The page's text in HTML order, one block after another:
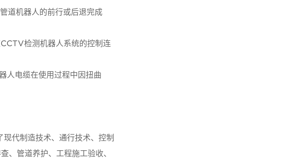
道机器人的前行或后退完成
检测机器人系统的控制连
人电缆在使用过程中因扭曲
代制造技术、通行技术、控制
、管道养护、工程施工验收、